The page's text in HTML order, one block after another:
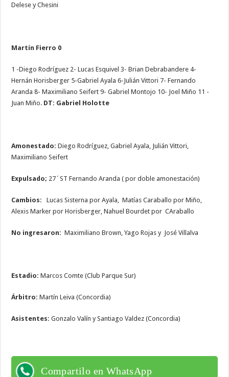
Delese y Chesini
Martín Fierro 0
1 -Diego Rodríguez 2- Lucas Esquivel 3- Brian Debrabandere 4-
Hernán Horisberger 5-Gabriel Ayala 6-Julián Vittori 7- Fernando
Aranda 8- Maximiliano Seifert 9- Gabriel Montojo 10- Joel Miño 11 -
Juan Miño. DT: Gabriel Holotte
Amonestado: Diego Rodríguez, Gabriel Ayala, Julián Vittori,
Maximiliano Seifert
Expulsado; 27´ST Fernando Aranda ( por doble amonestación)
Cambios: Lucas Sisterna por Ayala, Matías Caraballo por Miño,
Alexis Marker por Horisberger, Nahuel Bourdet por CAraballo
No ingresaron: Maximiliano Brown, Yago Rojas y José Villalva
Estadio: Marcos Comte (Club Parque Sur)
Árbitro: Martín Leiva (Concordia)
Asistentes: Gonzalo Valín y Santiago Valdez (Concordia)
Compartilo en WhatsApp